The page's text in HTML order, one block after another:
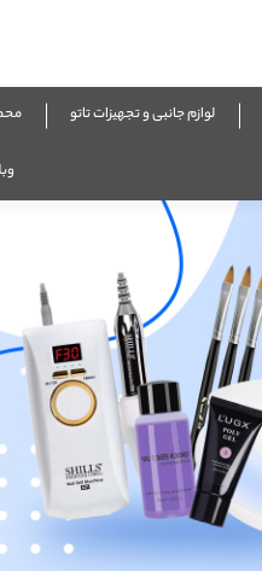
لوازم جانبی و تجهیزات تاتو